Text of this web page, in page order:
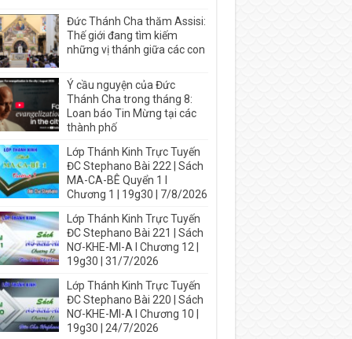
Đức Thánh Cha thăm Assisi:
Thế giới đang tìm kiếm
những vị thánh giữa các con
Ý cầu nguyện của Đức
Thánh Cha trong tháng 8:
Loan báo Tin Mừng tại các
thành phố
Lớp Thánh Kinh Trực Tuyến
ĐC Stephano Bài 222 | Sách
MA-CA-BÊ Quyển 1 I
Chương 1 | 19g30 | 7/8/2026
Lớp Thánh Kinh Trực Tuyến
ĐC Stephano Bài 221 | Sách
NƠ-KHE-MI-A I Chương 12 |
19g30 | 31/7/2026
Lớp Thánh Kinh Trực Tuyến
ĐC Stephano Bài 220 | Sách
NƠ-KHE-MI-A I Chương 10 |
19g30 | 24/7/2026